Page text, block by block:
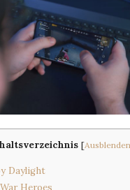
[Ausblenden
Daylight